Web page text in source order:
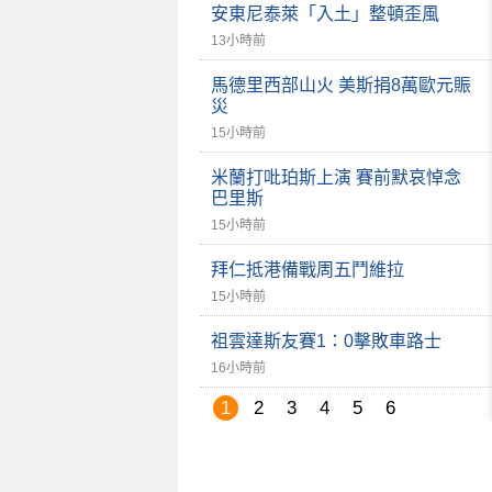
安東尼泰萊「入土」整頓歪風
13小時前
馬德里西部山火 美斯捐8萬歐元賑
災
15小時前
米蘭打吡珀斯上演 賽前默哀悼念
巴里斯
15小時前
拜仁抵港備戰周五鬥維拉
15小時前
祖雲達斯友賽1：0擊敗車路士
16小時前
1 2 3 4 5 6